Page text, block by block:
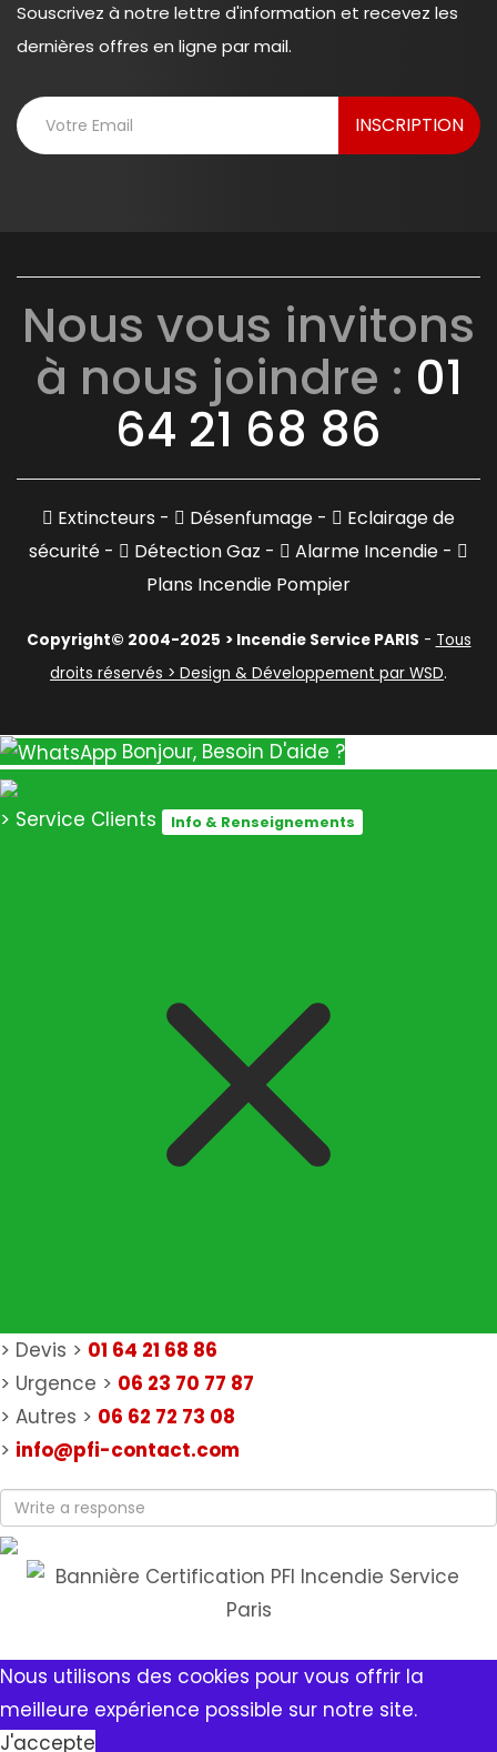
Souscrivez à notre lettre d'information et recevez les
dernières offres en ligne par mail.
INSCRIPTION
Nous vous invitons
à nous joindre : 01
64 21 68 86
Extincteurs - Désenfumage -
Eclairage de
sécurité -
Détection Gaz -
Alarme Incendie -
Plans Incendie Pompier
Copyright© 2004-2025 > Incendie Service PARIS - Tous
droits réservés > Design & Développement par WSD.
Bonjour, Besoin D'aide ?
> Service Clients Info & Renseignements
> Devis > 01 64 21 68 86
> Urgence > 06 23 70 77 87
> Autres > 06 62 72 73 08
> info@pfi-contact.com
Nous utilisons des cookies pour vous offrir la
meilleure expérience possible sur notre site.
J'accepte